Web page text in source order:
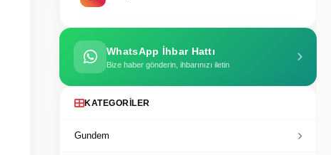
WhatsApp İhbar Hattı
Bize haber gönderin, ihbarınızı iletin
KATEGORILER
Gundem